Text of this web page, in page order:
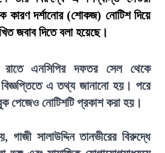
কারণ দর্শানোর (শোকজ) নোটিশ দিয়ে
জবাব দিতে বলা হয়েছে।
এনসিপির দফতর সেল থেকে
এ তথ্য জানানো হয়। পরে
পেজেও নোটিশটি প্রকাশ করা হয়।
সালাউদ্দিন তানভীরের বিরুদ্ধে